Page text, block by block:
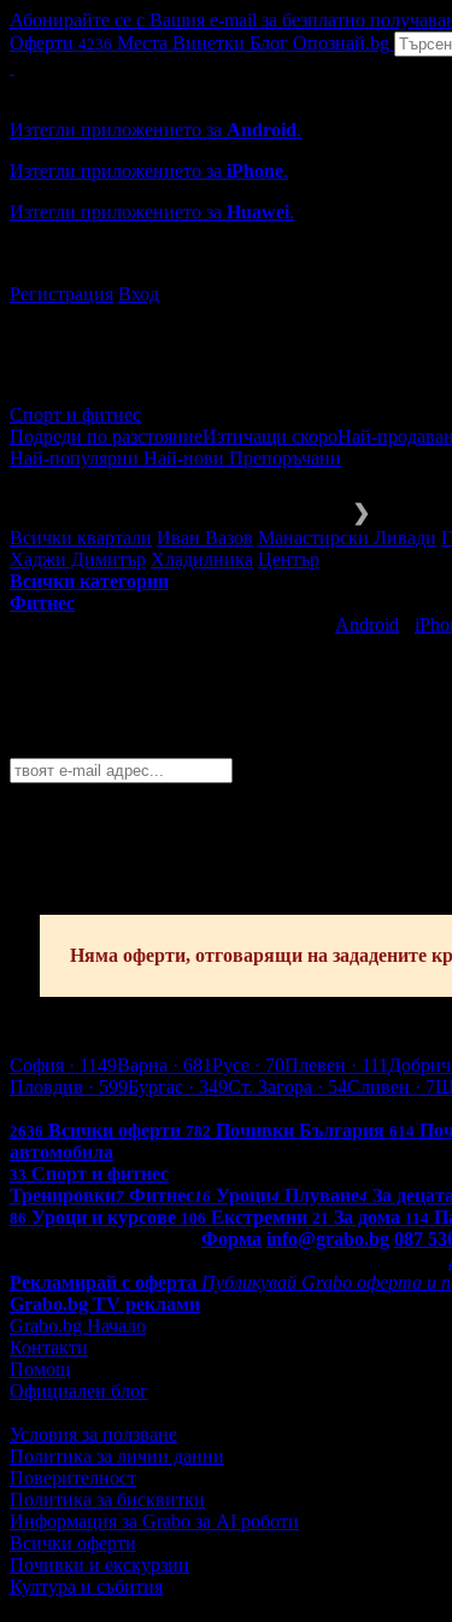
Абонирайте се с Вашия e-mail за безплатно
Оферти 4236 Места Винетки Блог Опознай.bg
Изтегли приложението за Android.
Изтегли приложението за iPhone.
Изтегли приложението за Huawei.
Регистрация Вход
Спорт и фитнес
Подреди по разстояниеИзтичащи скороНай-
Най-популярни Най-нови Препоръчани
❯
Всички квартали Иван Вазов Манастирски Ливади
Хаджи Димитър Хладилника Център
Всички категории
Фитнес
Android
Няма оферти, отговарящи на зададените
София · 1149Варна · 681Русе · 70Плевен · 111 Добрич
Пловдив · 599Бургас · 349Ст. Загора · 54Сливен · 7
2636 Всички оферти 782 Почивки България 614
автомобила
33 Спорт и фитнес
Тренировки7 Фитнес16 Уроци4 Плуване4 За децата
86 Уроци и курсове 106 Екстремни 21 За дома 114
Форма info@grabo.bg 087
Рекламирай с оферта Публикувай Grabo оферта и
Grabo.bg TV реклами
Grabo.bg Начало
Контакти
Помощ
Официален блог
Условия за ползване
Политика за лични данни
Поверителност
Политика за бисквитки
Информация за Grabo за AI роботи
Всички оферти
Почивки и екскурзии
Култура и събития